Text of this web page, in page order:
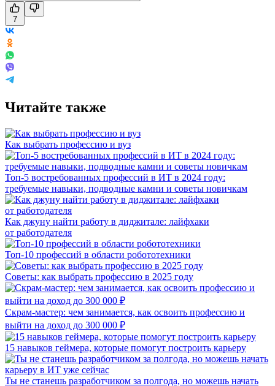
7
Читайте также
Как выбрать профессию и вуз
Топ-5 востребованных профессий в ИТ в 2024 году:
требуемые навыки, подводные камни и советы новичкам
Как джуну найти работу в диджитале: лайфхаки
от работодателя
Топ-10 профессий в области робототехники
Советы: как выбрать профессию в 2025 году
Скрам-мастер: чем занимается, как освоить профессию и
выйти на доход до 300 000 ₽
15 навыков геймера, которые помогут построить карьеру
Ты не станешь разработчиком за полгода, но можешь начать